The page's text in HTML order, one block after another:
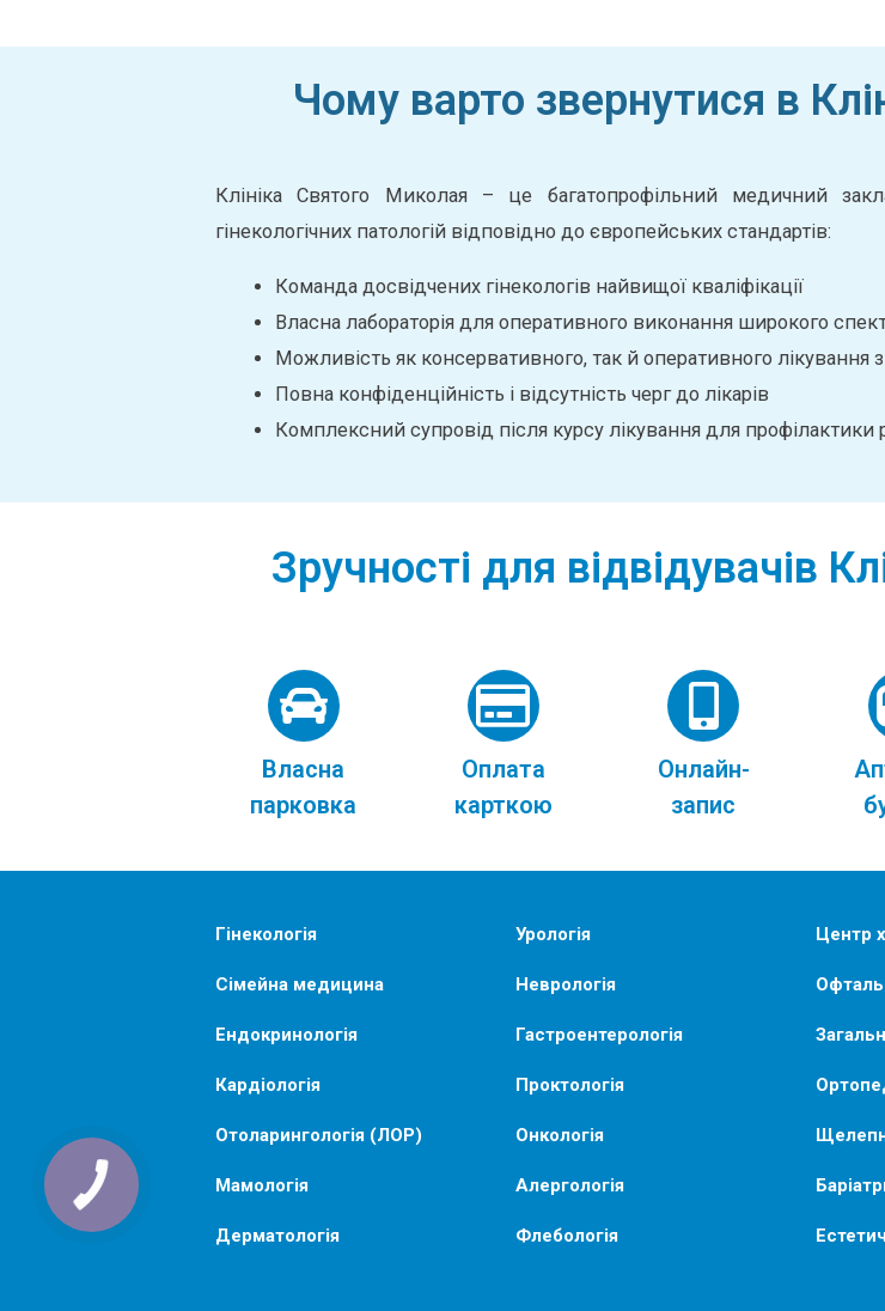
Чому варто звернутися в
Клініка Святого Миколая – це багатопрофільний медичний
гінекологічних патологій відповідно до європейських стандартів:
Команда досвідчених гінекологів найвищої кваліфікації
Власна лабораторія для оперативного виконання широкого
Можливість як консервативного, так й оперативного лікування
Повна конфіденційність і відсутність черг до лікарів
Комплексний супровід після курсу лікування для профілактики
Зручності для відвідувачів
Власна
парковка
Оплата
карткою
Онлайн-
запис
Гінекологія
Сімейна медицина
Ендокринологія
Кардіологія
Отоларингологія (ЛОР)
Мамологія
Дерматологія
Урологія
Неврологія
Гастроентерологія
Проктологія
Онкологія
Алергологія
Флебологія
Центр